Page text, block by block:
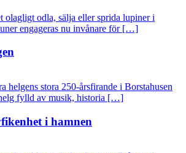
odla, sälja eller sprida lupiner i
engageras nu invånare för […]
stora 250-årsfirande i Borstahusen
fylld av musik, historia […]
i hamnen